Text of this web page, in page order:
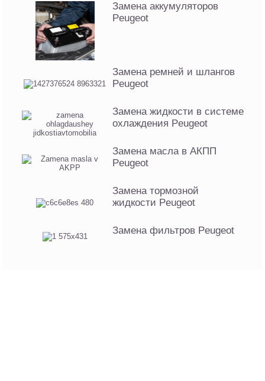
Замена аккумуляторов
Peugeot
Замена ремней и шлангов
Peugeot
Замена жидкости в системе
охлаждения Peugeot
Замена масла в АКПП
Peugeot
Замена тормозной
жидкости Peugeot
Замена фильтров Peugeot